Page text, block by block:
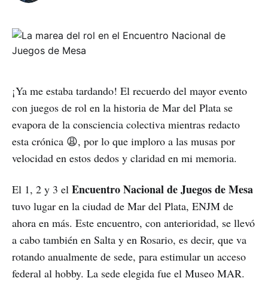
¡Ya me estaba tardando! El recuerdo del mayor evento
con juegos de rol en la historia de Mar del Plata se
evapora de la consciencia colectiva mientras redacto
esta crónica 😩, por lo que imploro a las musas por
velocidad en estos dedos y claridad en mi memoria.
El 1, 2 y 3 el Encuentro Nacional de Juegos de Mesa
tuvo lugar en la ciudad de Mar del Plata, ENJM de
ahora en más. Este encuentro, con anterioridad, se llevó
a cabo también en Salta y en Rosario, es decir, que va
rotando anualmente de sede, para estimular un acceso
federal al hobby. La sede elegida fue el Museo MAR.